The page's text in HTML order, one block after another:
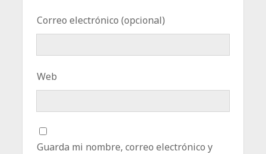
Correo electrónico (opcional)
Web
Guarda mi nombre, correo electrónico y